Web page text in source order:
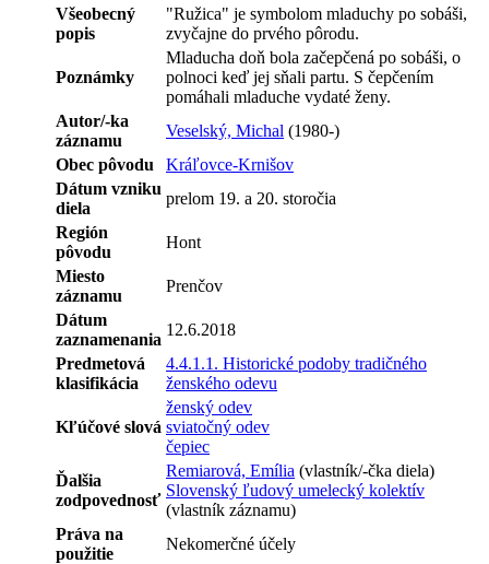
Všeobecný
popis
"Ružica" je symbolom mladuchy po sobáši,
zvyčajne do prvého pôrodu.
Poznámky
Mladucha doň bola začepčená po sobáši, o
polnoci keď jej sňali partu. S čepčením
pomáhali mladuche vydaté ženy.
Autor/-ka
záznamu
Veselský, Michal (1980-)
Obec pôvodu
Kráľovce-Krnišov
Dátum vzniku
diela
prelom 19. a 20. storočia
Región
pôvodu
Hont
Miesto
záznamu
Prenčov
Dátum
zaznamenania
12.6.2018
Predmetová
klasifikácia
4.4.1.1. Historické podoby tradičného
ženského odevu
Kľúčové slová
ženský odev
sviatočný odev
čepiec
Ďalšia
zodpovednosť
Remiarová, Emília (vlastník/-čka diela)
Slovenský ľudový umelecký kolektív
(vlastník záznamu)
Práva na
použitie
Nekomerčné účely